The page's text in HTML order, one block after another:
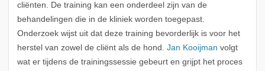
cliënten. De training kan een onderdeel zijn van de
behandelingen die in de kliniek worden toegepast.
Onderzoek wijst uit dat deze training bevorderlijk is voor het
herstel van zowel de cliënt als de hond. Jan Kooijman volgt
wat er tijdens de trainingssessie gebeurt en grijpt het proces